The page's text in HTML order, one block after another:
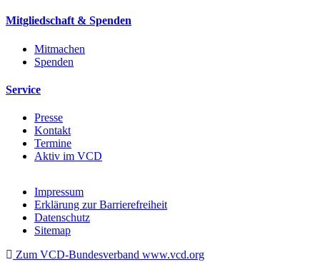
Mitgliedschaft & Spenden
Mitmachen
Spenden
Service
Presse
Kontakt
Termine
Aktiv im VCD
Impressum
Erklärung zur Barrierefreiheit
Datenschutz
Sitemap
Zum VCD-Bundesverband www.vcd.org